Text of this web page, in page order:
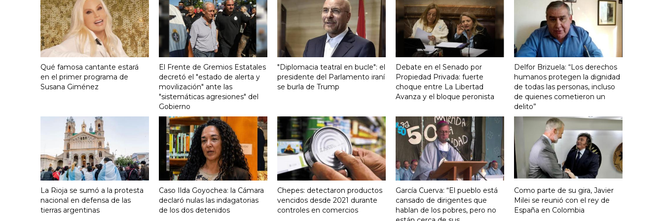
Qué famosa cantante estará
en el primer programa de
Susana Giménez
El Frente de Gremios Estatales
decretó el "estado de alerta y
movilización" ante las
"sistemáticas agresiones" del
Gobierno
"Diplomacia teatral en bucle": el
presidente del Parlamento iraní
se burla de Trump
Debate en el Senado por
Propiedad Privada: fuerte
choque entre La Libertad
Avanza y el bloque peronista
Delfor Brizuela: “Los derechos
humanos protegen la dignidad
de todas las personas, incluso
de quienes cometieron un
delito”
La Rioja se sumó a la protesta
nacional en defensa de las
tierras argentinas
Caso Ilda Goyochea: la Cámara
declaró nulas las indagatorias
de los dos detenidos
Chepes: detectaron productos
vencidos desde 2021 durante
controles en comercios
García Cuerva: “El pueblo está
cansado de dirigentes que
hablan de los pobres, pero no
Como parte de su gira, Javier
Milei se reunió con el rey de
España en Colombia